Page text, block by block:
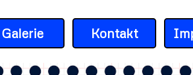
überspringen
Galerie Kontakt